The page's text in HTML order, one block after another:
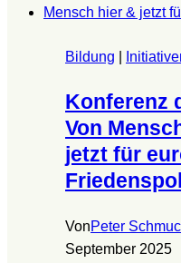
Bildung
Konferenz
Von
jetzt für
VonPeter
September 2025